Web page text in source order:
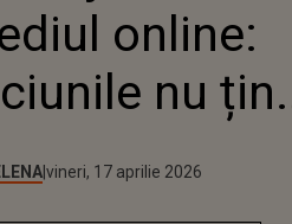
online:
nu
Publicat:
vineri, 17 aprilie 2026